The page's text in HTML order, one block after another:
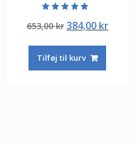
4.50
ud af 5
653,00kr Den
pris
var:
384,00 krDen
Tilføj til kurv